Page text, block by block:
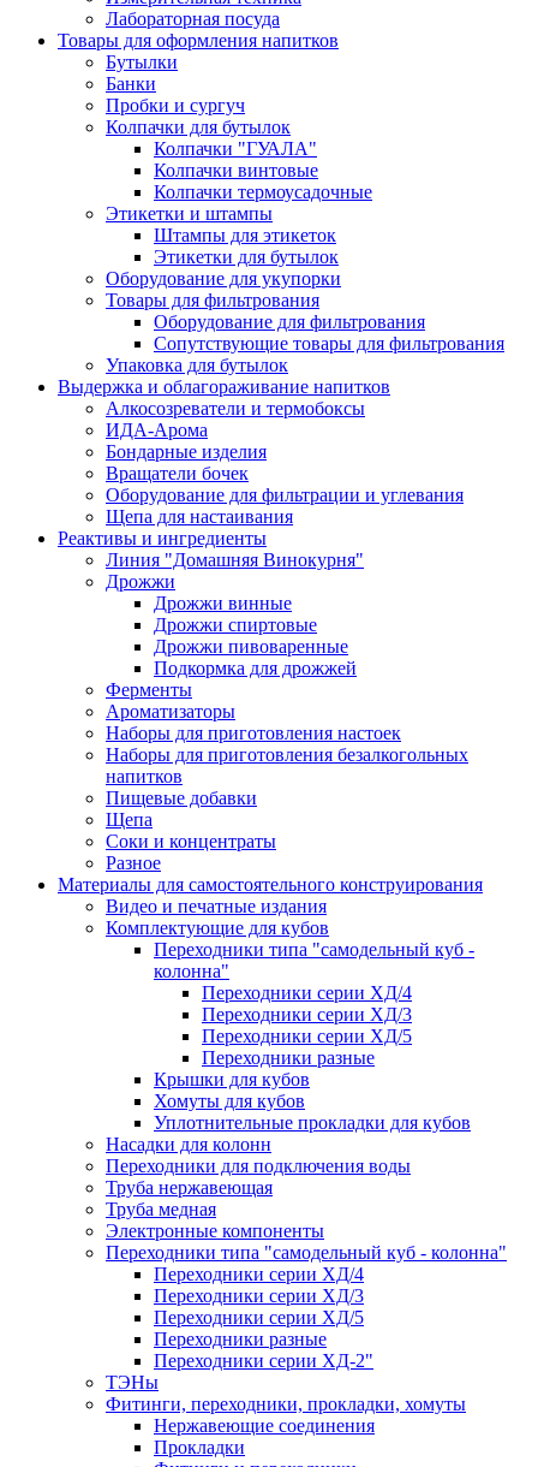
Лабораторная посуда
Товары для оформления напитков
Бутылки
Банки
Пробки и сургуч
Колпачки для бутылок
Колпачки "ГУАЛА"
Колпачки винтовые
Колпачки термоусадочные
Этикетки и штампы
Штампы для этикеток
Этикетки для бутылок
Оборудование для укупорки
Товары для фильтрования
Оборудование для фильтрования
Сопутствующие товары для фильтрования
Упаковка для бутылок
Выдержка и облагораживание напитков
Алкосозреватели и термобоксы
ИДА-Арома
Бондарные изделия
Вращатели бочек
Оборудование для фильтрации и углевания
Щепа для настаивания
Реактивы и ингредиенты
Линия "Домашняя Винокурня"
Дрожжи
Дрожжи винные
Дрожжи спиртовые
Дрожжи пивоваренные
Подкормка для дрожжей
Ферменты
Ароматизаторы
Наборы для приготовления настоек
Наборы для приготовления безалкогольных
напитков
Пищевые добавки
Щепа
Соки и концентраты
Разное
Материалы для самостоятельного конструирования
Видео и печатные издания
Комплектующие для кубов
Переходники типа "самодельный куб -
колонна"
Переходники серии ХД/4
Переходники серии ХД/3
Переходники серии ХД/5
Переходники разные
Крышки для кубов
Хомуты для кубов
Уплотнительные прокладки для кубов
Насадки для колонн
Переходники для подключения воды
Труба нержавеющая
Труба медная
Электронные компоненты
Переходники типа "самодельный куб - колонна"
Переходники серии ХД/4
Переходники серии ХД/3
Переходники серии ХД/5
Переходники разные
Переходники серии ХД-2"
ТЭНы
Фитинги, переходники, прокладки, хомуты
Нержавеющие соединения
Прокладки